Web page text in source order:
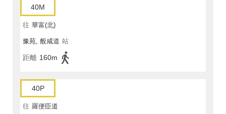
40M
往 華富(北)
豫苑, 般咸道 站
距離 160m
40P
往 羅便臣道